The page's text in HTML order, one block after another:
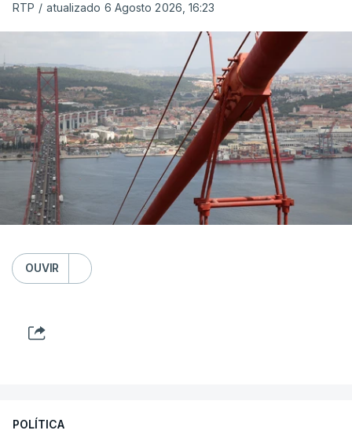
RTP / atualizado 6 Agosto 2026, 16:23
OUVIR
POLÍTICA